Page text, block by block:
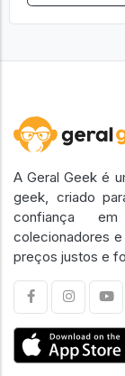
A Geral Geek é
geek, criado
confiança
colecionadores
preços justos e